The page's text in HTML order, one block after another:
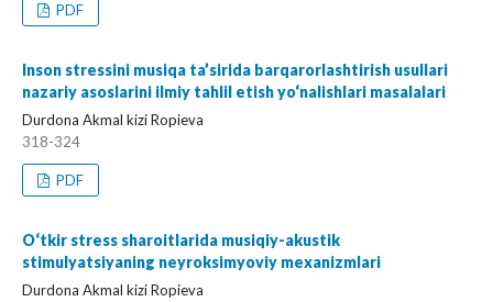
PDF
Inson stressini musiqa ta’sirida barqarorlashtirish usullari
nazariy asoslarini ilmiy tahlil etish yo‘nalishlari masalalari
Durdona Akmal kizi Ropieva
318-324
PDF
O‘tkir stress sharoitlarida musiqiy-akustik
stimulyatsiyaning neyroksimyoviy mexanizmlari
Durdona Akmal kizi Ropieva